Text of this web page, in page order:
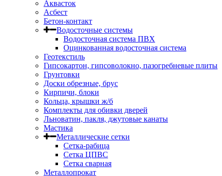
Аквасток
Асбест
Бетон-контакт
Водосточные системы
Водосточная система ПВХ
Оцинкованная водосточная система
Геотекстиль
Гипсокартон, гипсоволокно, пазогребневые плиты
Грунтовки
Доски обрезные, брус
Кирпичи, блоки
Кольца, крышки ж/б
Комплекты для обивки дверей
Льноватин, пакля, джутовые канаты
Мастика
Металлические сетки
Сетка-рабица
Сетка ЦПВС
Сетка сварная
Металлопрокат